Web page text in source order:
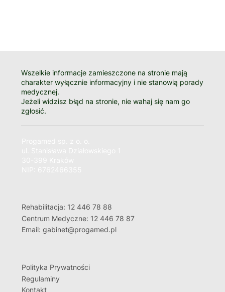
Wszelkie informacje zamieszczone na stronie mają
charakter wyłącznie informacyjny i nie stanowią porady
medycznej.
Jeżeli widzisz błąd na stronie, nie wahaj się nam go
zgłosić.
Rehabilitacja: 12 446 78 88
Centrum Medyczne: 12 446 78 87
Email: gabinet@progamed.pl
Polityka Prywatności
Regulaminy
Kontakt